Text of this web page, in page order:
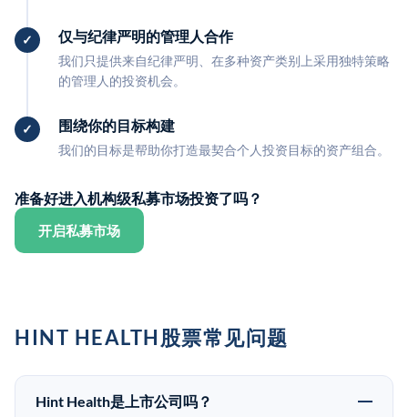
仅与纪律严明的管理人合作
我们只提供来自纪律严明、在多种资产类别上采用独特策略
的管理人的投资机会。
围绕你的目标构建
我们的目标是帮助你打造最契合个人投资目标的资产组合。
准备好进入机构级私募市场投资了吗？
开启私募市场
HINT HEALTH股票常见问题
Hint Health是上市公司吗？